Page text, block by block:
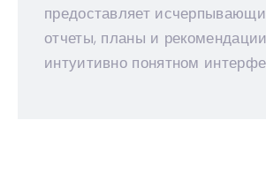
предоставляет
отчеты, планы и
интуитивно понятном